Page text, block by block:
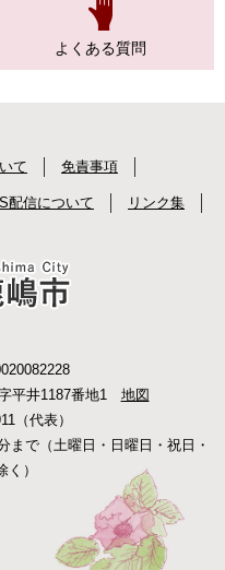
よくある質問
て 免責事項
配信について リンク集
平井1187番地1 地図
（代表）
まで（土曜日・日曜日・祝日・
）